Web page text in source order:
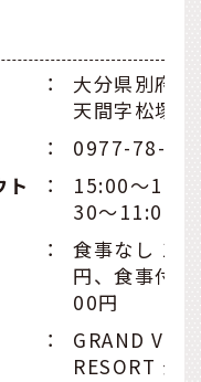
：
大分県別府
天間字松塚
：
0977-78-
ト
：
15:00～
30～11:00
：
食事なし
円、食事付
00円
：
GRAND
RESORT 公